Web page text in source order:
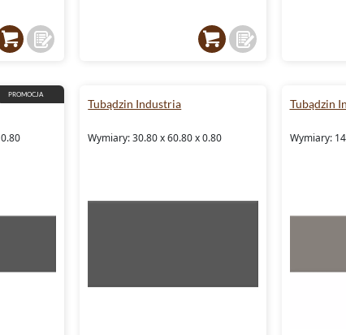
PROMOCJA
Tubądzin Industria
Wymiary: 30.80 x 60.80 x 0.80
Tubądzin
Wymiary: